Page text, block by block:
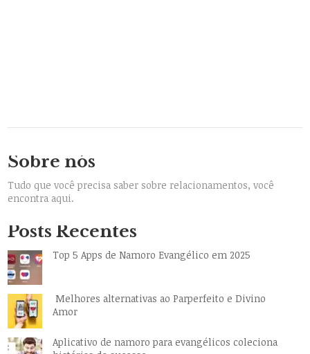
Sobre nós
Tudo que você precisa saber sobre relacionamentos, você
encontra aqui.
Posts Recentes
Top 5 Apps de Namoro Evangélico em 2025
Melhores alternativas ao Parperfeito e Divino
Amor
Aplicativo de namoro para evangélicos coleciona